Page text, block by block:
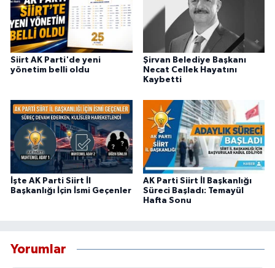
Siirt AK Parti'de yeni
yönetim belli oldu
Şirvan Belediye Başkanı
Necat Cellek Hayatını
Kaybetti
İşte AK Parti Siirt İl
Başkanlığı İçin İsmi Geçenler
AK Parti Siirt İl Başkanlığı
Süreci Başladı: Temayül
Hafta Sonu
Yorumlar